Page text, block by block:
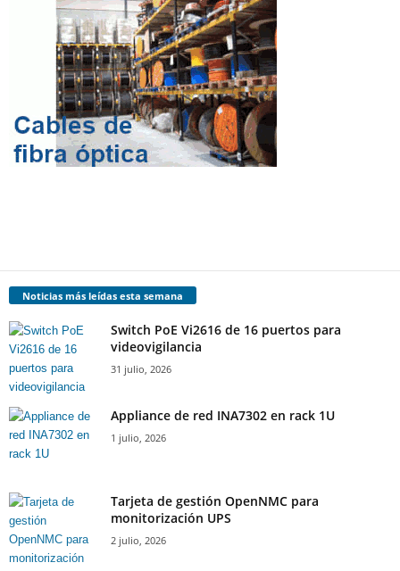
Noticias más leídas esta semana
Switch PoE Vi2616 de 16 puertos para
videovigilancia
31 julio, 2026
Appliance de red INA7302 en rack 1U
1 julio, 2026
Tarjeta de gestión OpenNMC para
monitorización UPS
2 julio, 2026